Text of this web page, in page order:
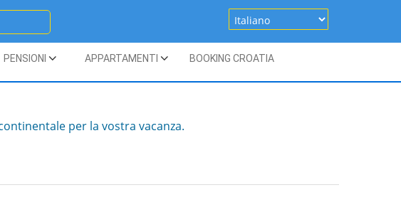
PENSIONI APPARTAMENTI BOOKING CROATIA
per la vostra vacanza.